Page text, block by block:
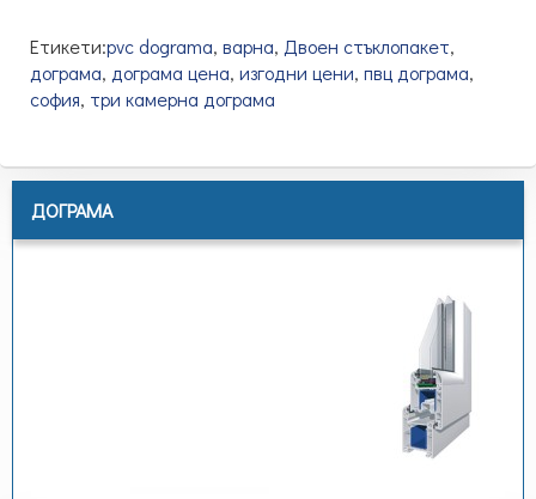
Етикети:pvc dograma, варна, Двоен стъклопакет,
дограма, дограма цена, изгодни цени, пвц дограма,
софия, три камерна дограма
ДОГРАМА